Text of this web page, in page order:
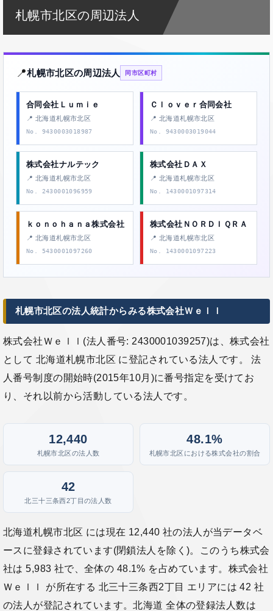
札幌市北区の周辺法人
📍札幌市北区の周辺法人 同市区町村
合同会社Ｌｕｍｉｅ
📍 北海道札幌市北区
No. 9430003018987
Ｃｌｏｖｅｒ合同会社
📍 北海道札幌市北区
No. 9430003019044
株式会社ナルテック
📍 北海道札幌市北区
No. 2430001096959
株式会社ＤＡＸ
📍 北海道札幌市北区
No. 1430001097314
ｋｏｎｏｈａｎａ株式会社
📍 北海道札幌市北区
No. 5430001097260
株式会社ＮＯＲＤＩＱＲＡ
📍 北海道札幌市北区
No. 1430001097223
札幌市北区の法人統計からみる株式会社Ｗｅｌｌ
株式会社Ｗｅｌｌ(法人番号: 2430001039257)は、株式会社
として 北海道札幌市北区 に登記されている法人です。 法
人番号制度の開始時(2015年10月)に番号指定を受けてお
り、それ以前から活動している法人です。
12,440
札幌市北区の法人数
48.1%
札幌市北区における株式会社の割合
42
北三十三条西2丁目の法人数
北海道札幌市北区 には現在 12,440 社の法人が当データベ
ースに登録されています(閉鎖法人を除く)。このうち株式会
社は 5,983 社で、全体の 48.1% を占めています。株式会社
Ｗｅｌｌ が所在する 北三十三条西2丁目 エリアには 42 社
の法人が登記されています。北海道 全体の登録法人数は